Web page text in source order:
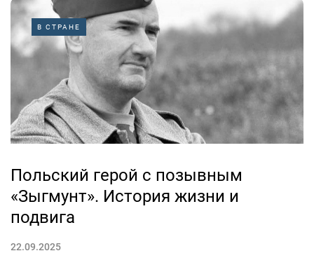
В СТРАНЕ
Польский герой с позывным
«Зыгмунт». История жизни и
подвига
22.09.2025